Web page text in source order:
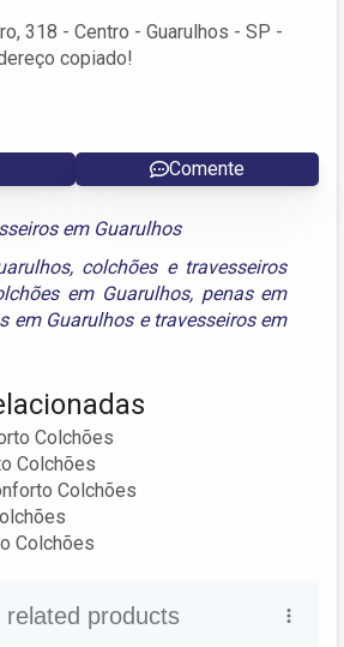
318 - Centro - Guarulhos - SP -
copiado!
Comente
em Guarulhos
, colchões e travesseiros
em Guarulhos, penas em
em Guarulhose travesseiros em
Colchões
Colchões
Colchões
Colchões